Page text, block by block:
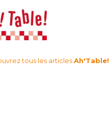
tous les articlesAh'Table!